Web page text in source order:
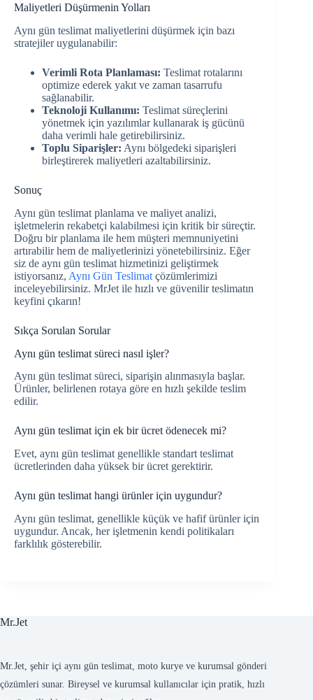
Maliyetleri Düşürmenin Yolları
Aynı gün teslimat maliyetlerini düşürmek için bazı
stratejiler uygulanabilir:
Verimli Rota Planlaması: Teslimat rotalarını
optimize ederek yakıt ve zaman tasarrufu
sağlanabilir.
Teknoloji Kullanımı: Teslimat süreçlerini
yönetmek için yazılımlar kullanarak iş gücünü
daha verimli hale getirebilirsiniz.
Toplu Siparişler: Aynı bölgedeki siparişleri
birleştirerek maliyetleri azaltabilirsiniz.
Sonuç
Aynı gün teslimat planlama ve maliyet analizi,
işletmelerin rekabetçi kalabilmesi için kritik bir süreçtir.
Doğru bir planlama ile hem müşteri memnuniyetini
artırabilir hem de maliyetlerinizi yönetebilirsiniz. Eğer
siz de aynı gün teslimat hizmetinizi geliştirmek
istiyorsanız, Aynı Gün Teslimat çözümlerimizi
inceleyebilirsiniz. MrJet ile hızlı ve güvenilir teslimatın
keyfini çıkarın!
Sıkça Sorulan Sorular
Aynı gün teslimat süreci nasıl işler?
Aynı gün teslimat süreci, siparişin alınmasıyla başlar.
Ürünler, belirlenen rotaya göre en hızlı şekilde teslim
edilir.
Aynı gün teslimat için ek bir ücret ödenecek mi?
Evet, aynı gün teslimat genellikle standart teslimat
ücretlerinden daha yüksek bir ücret gerektirir.
Aynı gün teslimat hangi ürünler için uygundur?
Aynı gün teslimat, genellikle küçük ve hafif ürünler için
uygundur. Ancak, her işletmenin kendi politikaları
farklılık gösterebilir.
Mr.Jet
Mr.Jet, şehir içi aynı gün teslimat, moto kurye ve kurumsal gönderi
çözümleri sunar. Bireysel ve kurumsal kullanıcılar için pratik, hızlı